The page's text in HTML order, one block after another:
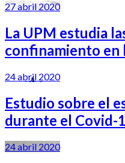
27 abril 2020
La UPM estudia
confinamiento en
24 abril 2020
Estudio sobre el
durante el Covid-
24 abril 2020